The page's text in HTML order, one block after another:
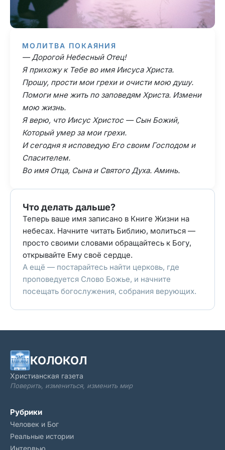
МОЛИТВА ПОКАЯНИЯ
— Дорогой Небесный Отец!
Я прихожу к Тебе во имя Иисуса Христа.
Прошу, прости мои грехи и очисти мою душу.
Помоги мне жить по заповедям Христа. Измени
мою жизнь.
Я верю, что Иисус Христос — Сын Божий,
Который умер за мои грехи.
И сегодня я исповедую Его своим Господом и
Спасителем.
Во имя Отца, Сына и Святого Духа. Аминь.
Что делать дальше?
Теперь ваше имя записано в Книге Жизни на
небесах. Начните читать Библию, молиться —
просто своими словами обращайтесь к Богу,
открывайте Ему своё сердце.
А ещё — постарайтесь найти церковь, где
проповедуется Слово Божье, и начните
посещать богослужения, собрания верующих.
КОЛОКОЛ
Христианская газета
Поверить, измениться, изменить мир
Рубрики
Человек и Бог
Реальные истории
Интервью